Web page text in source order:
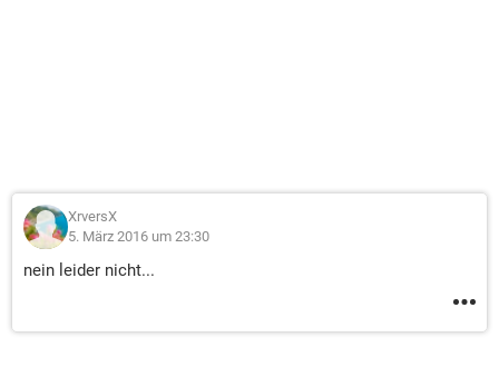
XrversX
5. März 2016 um 23:30
nein leider nicht...